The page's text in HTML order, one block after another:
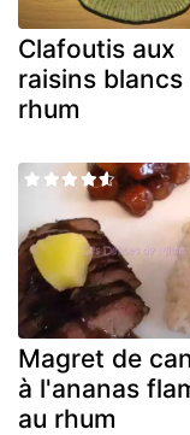
Clafoutis aux
raisins blancs
rhum
Magret de
à l'ananas
au rhum